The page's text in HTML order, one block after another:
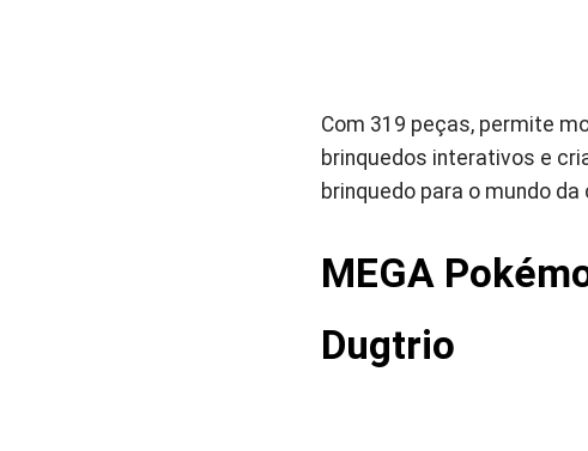
Com 319 peças, permite
brinquedos interativos e
brinquedo para o mundo
MEGA
Dugtrio